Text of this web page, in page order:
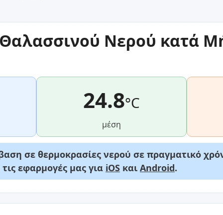
Νερού κατά
24.8°C
μέση
σε θερμοκρασίες νερού σε πραγματικό
εφαρμογές μας για iOS και Android.